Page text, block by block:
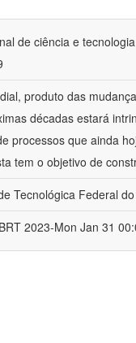
de ciência e
produto das
décadas estará
processos que ainda
tem o objetivo de
Tecnológica Federal
2023-Mon Jan 31